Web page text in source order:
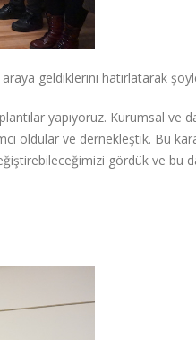
geldiklerini hatırlatarak
yapıyoruz. Kurumsal ve
oldular ve dernekleştik. Bu
gördük ve bu